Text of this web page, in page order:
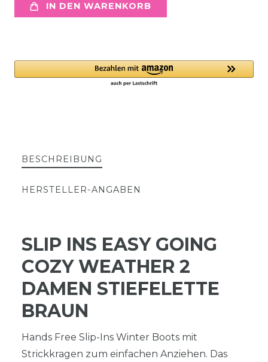
IN DEN WARENKORB
BESCHREIBUNG
HERSTELLER-ANGABEN
SLIP INS EASY GOING
COZY WEATHER 2
DAMEN STIEFELETTE
BRAUN
Hands Free Slip-Ins Winter Boots mit
Strickkragen zum einfachen Anziehen. Das